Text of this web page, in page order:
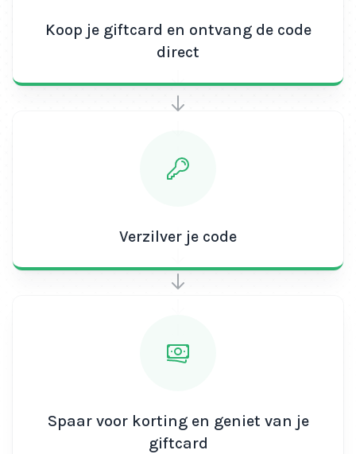
Koop je giftcard en ontvang de code
direct
Verzilver je code
Spaar voor korting en geniet van je
giftcard